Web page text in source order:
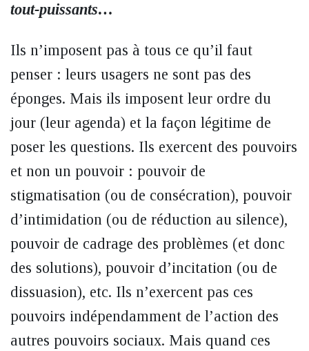
tout-puissants…
Ils n’imposent pas à tous ce qu’il faut
penser : leurs usagers ne sont pas des
éponges. Mais ils imposent leur ordre du
jour (leur agenda) et la façon légitime de
poser les questions. Ils exercent des pouvoirs
et non un pouvoir : pouvoir de
stigmatisation (ou de consécration), pouvoir
d’intimidation (ou de réduction au silence),
pouvoir de cadrage des problèmes (et donc
des solutions), pouvoir d’incitation (ou de
dissuasion), etc. Ils n’exercent pas ces
pouvoirs indépendamment de l’action des
autres pouvoirs sociaux. Mais quand ces